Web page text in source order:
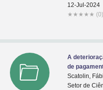
12-Jul-2024
★ ★ ★ ★ ★ (0)
A
de
Scatolin,
Setor de